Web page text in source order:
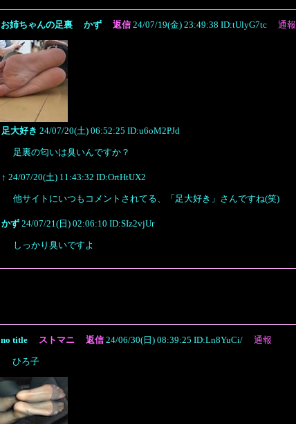
お姉ちゃんの足裏 かず 返信 24/07/19(金) 23:49:38 ID:tUlyG7tc 通報
足大好き 24/07/20(土) 06:52:25 ID:u6oM2PJd
足裏の匂いは臭いんですか？
↑ 24/07/20(土) 11:43:32 ID:OrtHtUX2
他サイトにいつもコメントされてる、「足大好き」さんですね(笑)
かず 24/07/21(日) 02:06:10 ID:SIz2vjUr
しっかり臭いですよ
no title ストマニ 返信 24/06/30(日) 08:39:25 ID:Ln8YuCi/ 通報
ひろ子